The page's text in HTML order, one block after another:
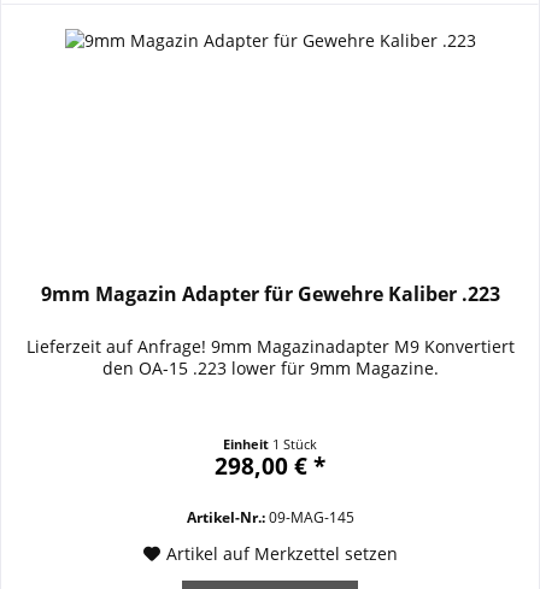
9mm Magazin Adapter für Gewehre Kaliber .223
Lieferzeit auf Anfrage! 9mm Magazinadapter M9 Konvertiert
den OA-15 .223 lower für 9mm Magazine.
Einheit 1 Stück
298,00 € *
Artikel-Nr.:09-MAG-145
Artikel auf Merkzettel setzen